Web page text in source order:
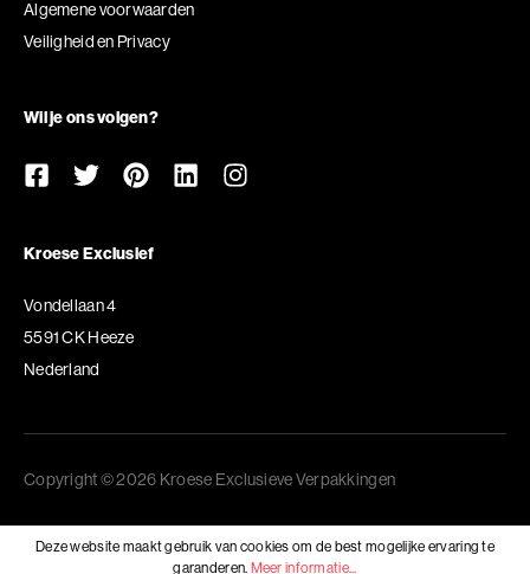
Algemene voorwaarden
Veiligheid en Privacy
Wil je ons volgen?
Kroese Exclusief
Vondellaan 4
5591 CK Heeze
Nederland
Copyright © 2026 Kroese Exclusieve Verpakkingen
Deze website maakt gebruik van cookies om de best mogelijke ervaring te
garanderen. Meer informatie...